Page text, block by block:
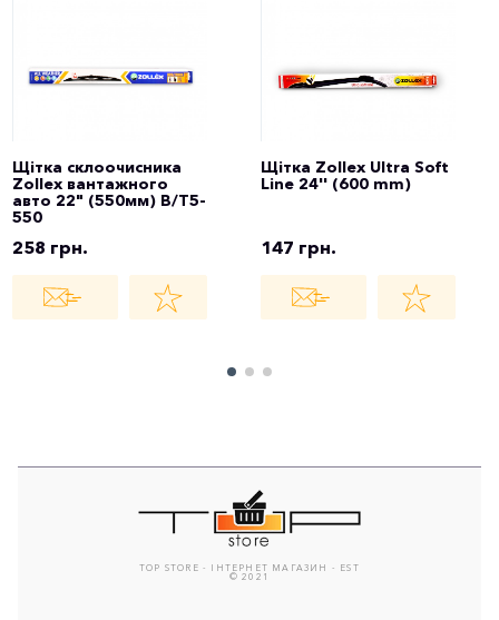
Щітка склоочисника
Zollex вантажного
авто 22" (550мм) B/T5-
550
258 грн.
Щітка Zollex Ultra Soft
Line 24'' (600 mm)
147 грн.
TOP STORE - ІНТЕРНЕТ МАГАЗИН - EST
© 2021